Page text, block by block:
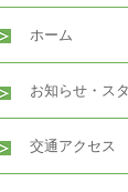
ホーム
お知らせ・スタ
交通アクセス